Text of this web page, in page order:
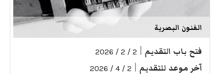
الفنون البصرية
فتح باب التقديم 2 / 2 / 2026
آخر موعد للتقديم 2 / 4 / 2026